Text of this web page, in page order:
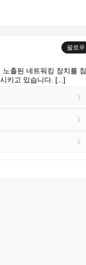
팔로우
출된 네트워킹 장치를 침
키고 있습니다. [...]